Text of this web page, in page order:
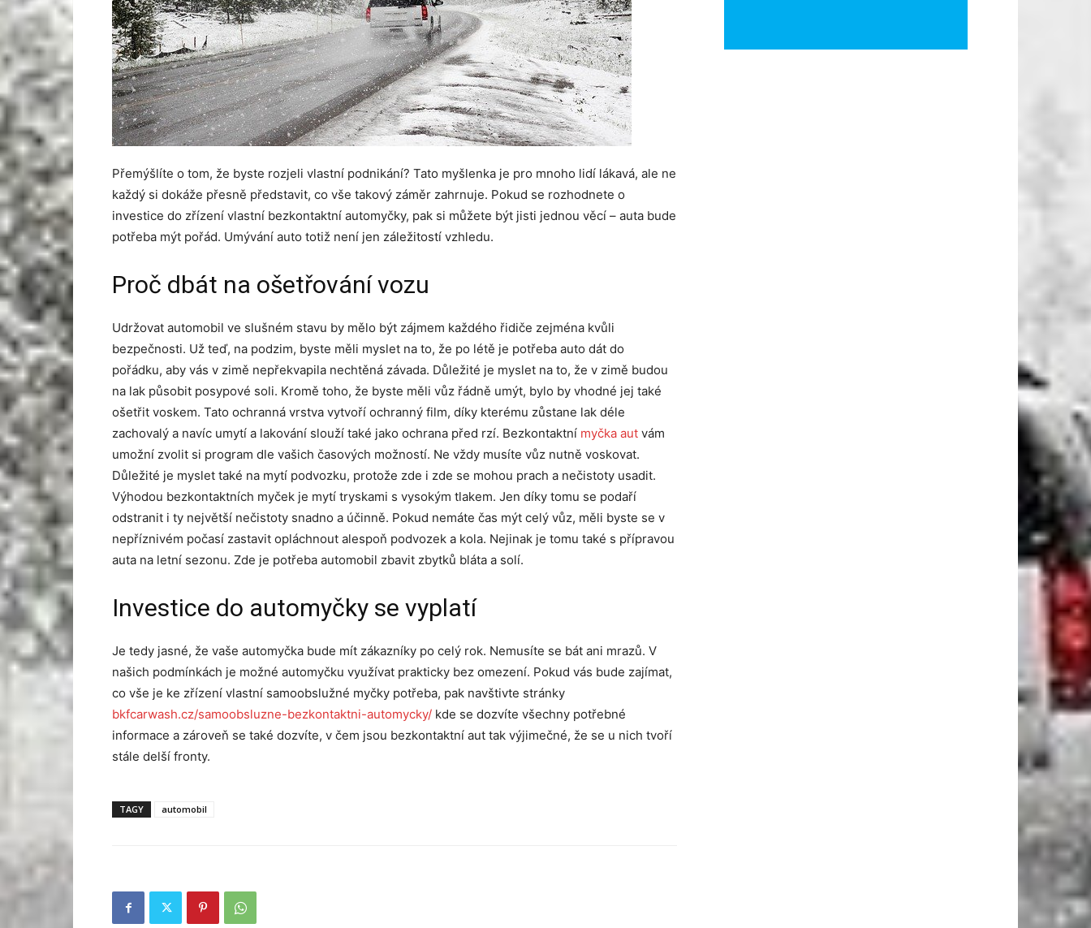
Přemýšlíte o tom, že byste rozjeli vlastní podnikání? Tato myšlenka je pro mnoho lidí lákavá, ale ne
každý si dokáže přesně představit, co vše takový záměr zahrnuje. Pokud se rozhodnete o
investice do zřízení vlastní bezkontaktní automyčky, pak si můžete být jisti jednou věcí – auta bude
potřeba mýt pořád. Umývání auto totiž není jen záležitostí vzhledu.
Proč dbát na ošetřování vozu
Udržovat automobil ve slušném stavu by mělo být zájmem každého řidiče zejména kvůli
bezpečnosti. Už teď, na podzim, byste měli myslet na to, že po létě je potřeba auto dát do
pořádku, aby vás v zimě nepřekvapila nechtěná závada. Důležité je myslet na to, že v zimě budou
na lak působit posypové soli. Kromě toho, že byste měli vůz řádně umýt, bylo by vhodné jej také
ošetřit voskem. Tato ochranná vrstva vytvoří ochranný film, díky kterému zůstane lak déle
zachovalý a navíc umytí a lakování slouží také jako ochrana před rzí. Bezkontaktní myčka aut vám
umožní zvolit si program dle vašich časových možností. Ne vždy musíte vůz nutně voskovat.
Důležité je myslet také na mytí podvozku, protože zde i zde se mohou prach a nečistoty usadit.
Výhodou bezkontaktních myček je mytí tryskami s vysokým tlakem. Jen díky tomu se podaří
odstranit i ty největší nečistoty snadno a účinně. Pokud nemáte čas mýt celý vůz, měli byste se v
nepříznivém počasí zastavit opláchnout alespoň podvozek a kola. Nejinak je tomu také s přípravou
auta na letní sezonu. Zde je potřeba automobil zbavit zbytků bláta a solí.
Investice do automyčky se vyplatí
Je tedy jasné, že vaše automyčka bude mít zákazníky po celý rok. Nemusíte se bát ani mrazů. V
našich podmínkách je možné automyčku využívat prakticky bez omezení. Pokud vás bude zajímat,
co vše je ke zřízení vlastní samoobslužné myčky potřeba, pak navštivte stránky
bkfcarwash.cz/samoobsluzne-bezkontaktni-automycky/ kde se dozvíte všechny potřebné
informace a zároveň se také dozvíte, v čem jsou bezkontaktní aut tak výjimečné, že se u nich tvoří
stále delší fronty.
TAGY automobil